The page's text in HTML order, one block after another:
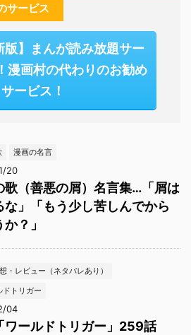
サービス
版】まんが読み放題サー
漫画村の代わりのお勧め
サービス！
漫画の名言
20
歌（善悪の屑）名言集…「屑は
な」「もう少し苦しんでから
？」
・レビュー（ネタバレあり）
トリガー
04
ワールドトリガー」259話